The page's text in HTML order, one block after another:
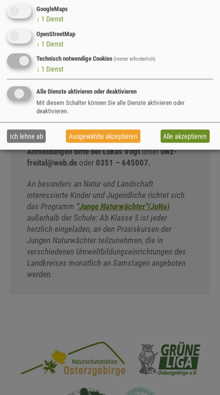
Handschuhen, Säge, Hammer, Nägeln und
Schrauben Nistkästen für verschiedene
euch an. Informiert euch, welcher Vogel gerade
selbst gebauten Nistkästen auf einer dafür
ausgewählten Fläche aus. Anschließend erforscht
ihr auf einem gemeinsamen Spaziergang, ob
solche angefertigten Nistmöglichkeiten von den
Vögeln auch angenommen wurden. Seid mit dabei!
Die Teilnahme am JuNa-Praxistag ist kostenfrei.
Anmeldungen bitte bei Lukas Vogtunteruwz-
freital@web.de oder 0351 – 645007.
An besonders an Natur und Landschaft
interessierte Kinder und Jugendliche richtet sich
das Programm "Junge Naturwächter"(JuNa)
außerhalb der Schule: Ab Klasse 5 ist jeder
herzlich eingeladen, an den Praxiskursen der
Jungen Naturwächter teilzunehmen, die in
verschiedenen Umweltbildungseinrichtungen des
Landkreises monatlich an Samstagen angeboten
werden.
GoogleMaps
↓ 1 Dienst
OpenStreetMap
↓ 1 Dienst
Technisch notwendige Cookies(immer erforderlich)
↓ 1 Dienst
Alle Dienste aktivieren oder deaktivieren
Mit diesem Schalter können Sie alle Dienste aktivieren oder
deaktivieren.
Ich lehne ab Ausgewählte akzeptieren Alle akzeptieren